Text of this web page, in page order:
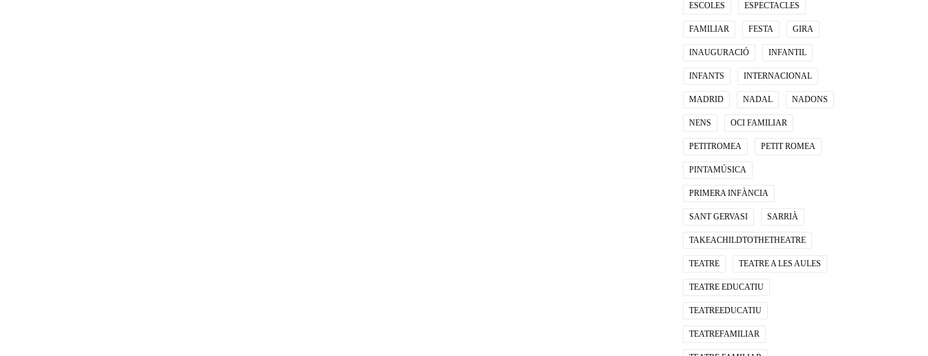
ESCOLES ESPECTACLES
FAMILIAR FESTA GIRA
INAUGURACIÓ INFANTIL
INFANTS INTERNACIONAL
MADRID NADAL NADONS
NENS OCI FAMILIAR
PETITROMEA PETIT ROMEA
PINTAMÚSICA
PRIMERA INFÀNCIA
SANT GERVASI SARRIÀ
TAKEACHILDTOTHETHEATRE
TEATRE TEATRE A LES AULES
TEATRE EDUCATIU
TEATREEDUCATIU
TEATREFAMILIAR